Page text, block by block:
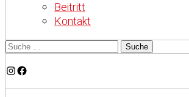
Beitritt
Kontakt
Instagram
Facebook